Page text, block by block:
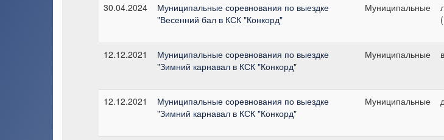
30.04.2024
Муниципальные соревнования по выездке
"Весенний бал в КСК "Конкорд"
Муниципальные
12.12.2021
Муниципальные соревнования по выездке
"Зимний карнавал в КСК "Конкорд"
Муниципальные
12.12.2021
Муниципальные соревнования по выездке
"Зимний карнавал в КСК "Конкорд"
Муниципальные